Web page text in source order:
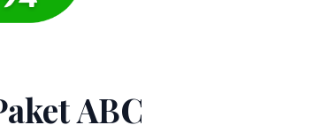
ABC